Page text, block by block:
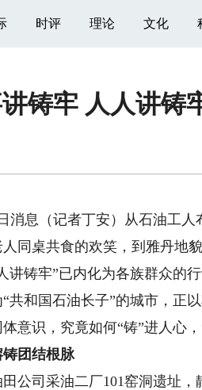
时评 理论 文化
铸牢 人人讲铸
息（记者丁安）从石油工人
同桌共食的欢笑，到雅丹地
讲铸牢”已内化为各族群众的行
和国石油长子”的城市，正
意识，究竟如何“铸”进人心，
团结根脉
司采油二厂101窑洞遗址，